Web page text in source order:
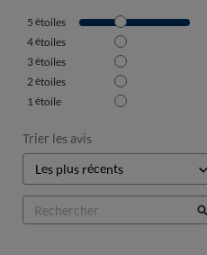
5 étoiles
4étoiles
3étoiles
2étoiles
1étoile
Trier les avis